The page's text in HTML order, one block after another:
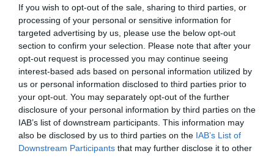
If you wish to opt-out of the sale, sharing to third parties, or
processing of your personal or sensitive information for
targeted advertising by us, please use the below opt-out
section to confirm your selection. Please note that after your
opt-out request is processed you may continue seeing
interest-based ads based on personal information utilized by
us or personal information disclosed to third parties prior to
your opt-out. You may separately opt-out of the further
disclosure of your personal information by third parties on the
IAB’s list of downstream participants. This information may
also be disclosed by us to third parties on the IAB’s List of
Downstream Participants that may further disclose it to other
suficiente para negociar un acuerdo comercial:
"Es poco realista". Esto hace prever que en junio
se revisen los tiempos del Brexit, hecho que
podría suponer extender el periodo de transición
hasta 2021 o 2022. A pesar de que Johnson lo
descarta inicialmente, la decisión se tomará a
mediados de 2020.
En el supuesto de que no se extienda la etapa de